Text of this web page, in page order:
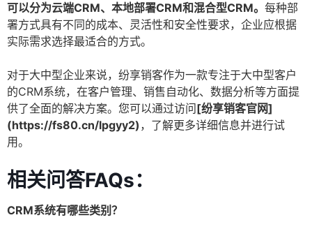
可以分为云端CRM、本地部署CRM和混合型CRM。 每种部
署方式具有不同的成本、灵活性和安全性要求，企业应根据
实际需求选择最适合的方式。
对于大中型企业来说，纷享销客作为一款专注于大中型客户
的CRM系统，在客户管理、销售自动化、数据分析等方面提
供了全面的解决方案。您可以通过访问[纷享销客官网]
(https://fs80.cn/lpgyy2) ，了解更多详细信息并进行试
用。
相关问答FAQs：
CRM系统有哪些类别？